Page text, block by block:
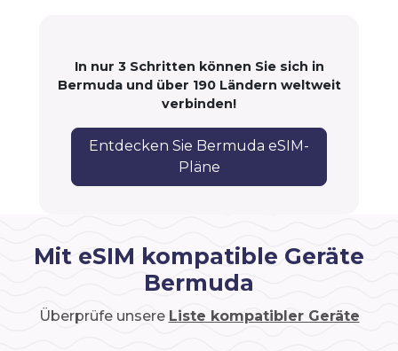
In nur 3 Schritten können Sie sich in
Bermuda und über 190 Ländern weltweit
verbinden!
Entdecken Sie Bermuda eSIM-
Pläne
Mit eSIM kompatible Geräte
Bermuda
Überprüfe unsere Liste kompatibler Geräte